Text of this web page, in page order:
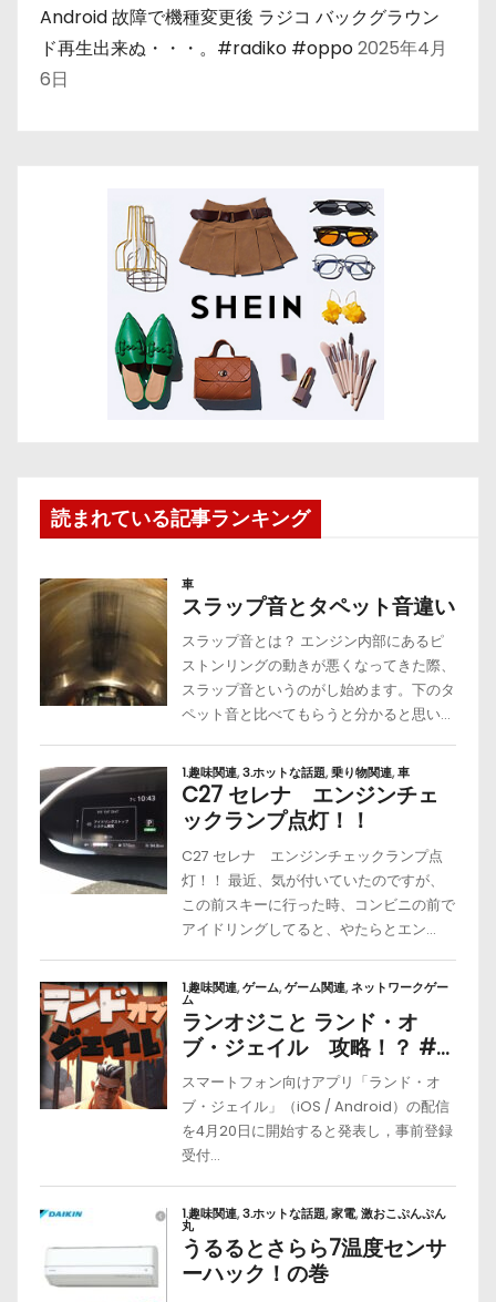
Android 故障で機種変更後 ラジコ バックグラウン
ド再生出来ぬ・・・。#radiko #oppo2025年4月
6日
読まれている記事ランキング